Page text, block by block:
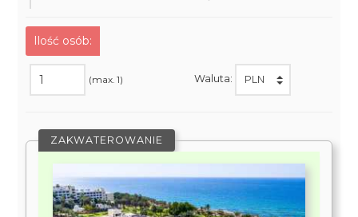
Ilość osób:
(max. 1) Waluta:
ZAKWATEROWANIE